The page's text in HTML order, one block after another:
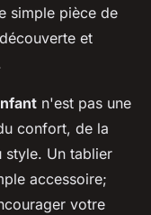
simple pièce de
et
n'est pas une
confort, de la
style. Un tablier
accessoire;
votre